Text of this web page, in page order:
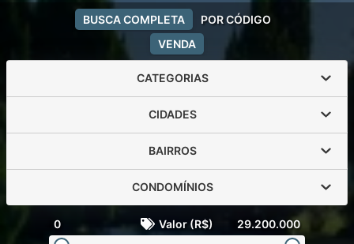
VENDA
BUSCA COMPLETA POR CÓDIGO
CATEGORIAS
CIDADES
BAIRROS
CONDOMÍNIOS
0 Valor (R$) 29.200.000